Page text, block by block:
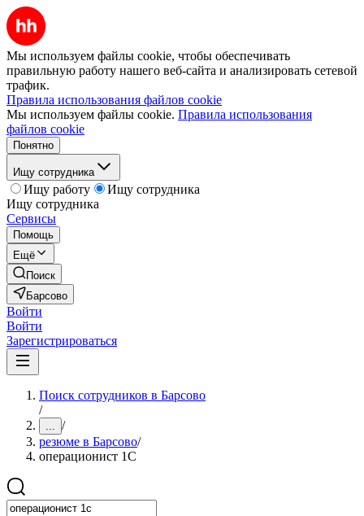
Мы используем файлы cookie, чтобы обеспечивать
правильную работу нашего веб-сайта и анализировать сетевой
трафик.
Правила использования файлов cookie
Мы используем файлы cookie. Правила использования
файлов cookie
Понятно
Ищу сотрудника
Ищу работу
Ищу сотрудника
Ищу сотрудника
Сервисы
Помощь
Ещё
Поиск
Барсово
Войти
Войти
Зарегистрироваться
Поиск сотрудников в Барсово
/
... /
резюме в Барсово/
операционист 1С